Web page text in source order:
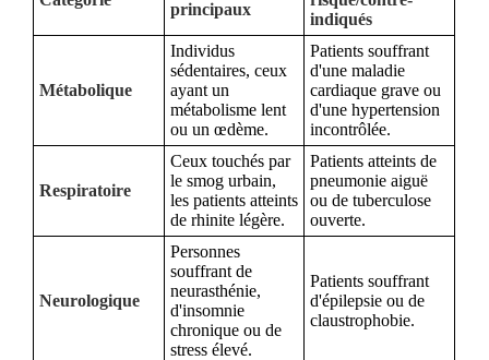
principaux
indiqués
Métabolique
Individus
sédentaires, ceux
ayant un
métabolisme lent
ou un œdème.
Patients souffrant
d'une maladie
cardiaque grave ou
d'une hypertension
incontrôlée.
Respiratoire
Ceux touchés par
le smog urbain,
les patients atteints
de rhinite légère.
Patients atteints de
pneumonie aiguë
ou de tuberculose
ouverte.
Neurologique
Personnes
souffrant de
neurasthénie,
d'insomnie
chronique ou de
stress élevé.
Patients souffrant
d'épilepsie ou de
claustrophobie.